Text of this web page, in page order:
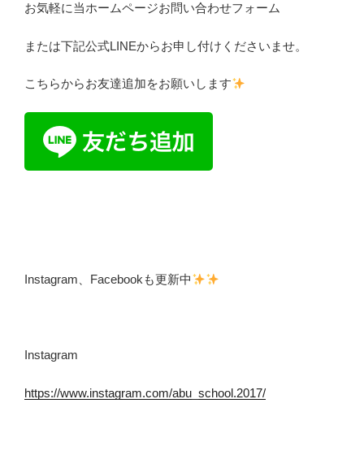
お気軽に当ホームページお問い合わせフォーム
または下記公式LINEからお申し付けくださいませ。
こちらからお友達追加をお願いします
Instagram、Facebookも更新中
Instagram
https://www.instagram.com/abu_school.2017/